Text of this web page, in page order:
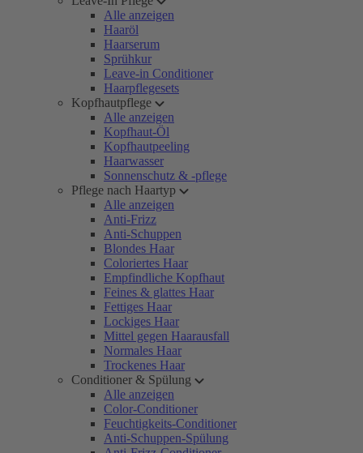
Alle anzeigen
Haaröl
Haarserum
Sprühkur
Leave-in Conditioner
Haarpflegesets
Kopfhautpflege
Alle anzeigen
Kopfhaut-Öl
Kopfhautpeeling
Haarwasser
Sonnenschutz & -pflege
Pflege nach Haartyp
Alle anzeigen
Anti-Frizz
Anti-Schuppen
Blondes Haar
Coloriertes Haar
Empfindliche Kopfhaut
Feines & glattes Haar
Fettiges Haar
Lockiges Haar
Mittel gegen Haarausfall
Normales Haar
Trockenes Haar
Conditioner & Spülung
Alle anzeigen
Color-Conditioner
Feuchtigkeits-Conditioner
Anti-Schuppen-Spülung